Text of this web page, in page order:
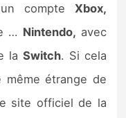
compte Xbox,
… Nintendo, avec
laSwitch. Si cela
étrange de
site officiel de la